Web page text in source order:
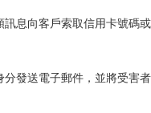
息向客戶索取信用卡號碼或
發送電子郵件，並將受害